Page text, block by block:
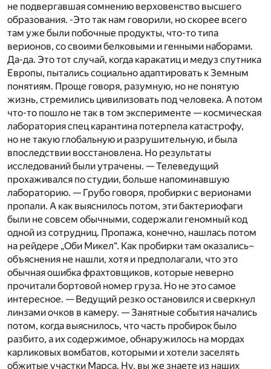
не подвергавшая сомнению верховенство высшего
образования. -Это так нам говорили, но скорее всего
там уже были побочные продукты, что-то типа
верионов, со своими белковыми и генными наборами.
Да-да. Это тот случай, когда каракатиц и медуз спутника
Европы, пытались социально адаптировать к Земным
понятиям. Проще говоря, разумную, но не понятую
жизнь, стремились цивилизовать под человека. А потом
что-то пошло не так в том эксперименте — космическая
лаборатория спец карантина потерпела катастрофу,
но не такую глобальную и разрушительную, и была
впоследствии восстановлена. Но результаты
исследований были утрачены. — Телеведущий
прохаживался по студии, больше напоминавшую
лабораторию. — Грубо говоря, пробирки с верионами
пропали. А как выяснилось потом, эти бактериофаги
были не совсем обычными, содержали геномный код
одной из сотрудниц. Пропажа, конечно, нашлась потом
на рейдере „Оби Микел“. Как пробирки там оказались–
объяснения не нашли, хотя и предполагали, что это
обычная ошибка фрахтовщиков, которые неверно
прочитали бортовой номер груза. Но не это самое
интересное. — Ведущий резко остановился и сверкнул
линзами очков в камеру. — Занятные события начались
потом, когда выяснилось, что часть пробирок было
разбито, а их содержимое, обнаружилось на мордах
карликовых вомбатов, которыми и хотели заселять
обжитые участки Марса. Ну, вы же знаете из наших